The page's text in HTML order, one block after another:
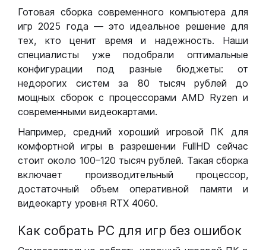
Готовая сборка современного компьютера для
игр 2025 года — это идеальное решение для
тех, кто ценит время и надежность. Наши
специалисты уже подобрали оптимальные
конфигурации под разные бюджеты: от
недорогих систем за 80 тысяч рублей до
мощных сборок с процессорами AMD Ryzen и
современными видеокартами.
Например, средний хороший игровой ПК для
комфортной игры в разрешении FullHD сейчас
стоит около 100–120 тысяч рублей. Такая сборка
включает производительный процессор,
достаточный объем оперативной памяти и
видеокарту уровня RTX 4060.
Как собрать РС для игр без ошибок